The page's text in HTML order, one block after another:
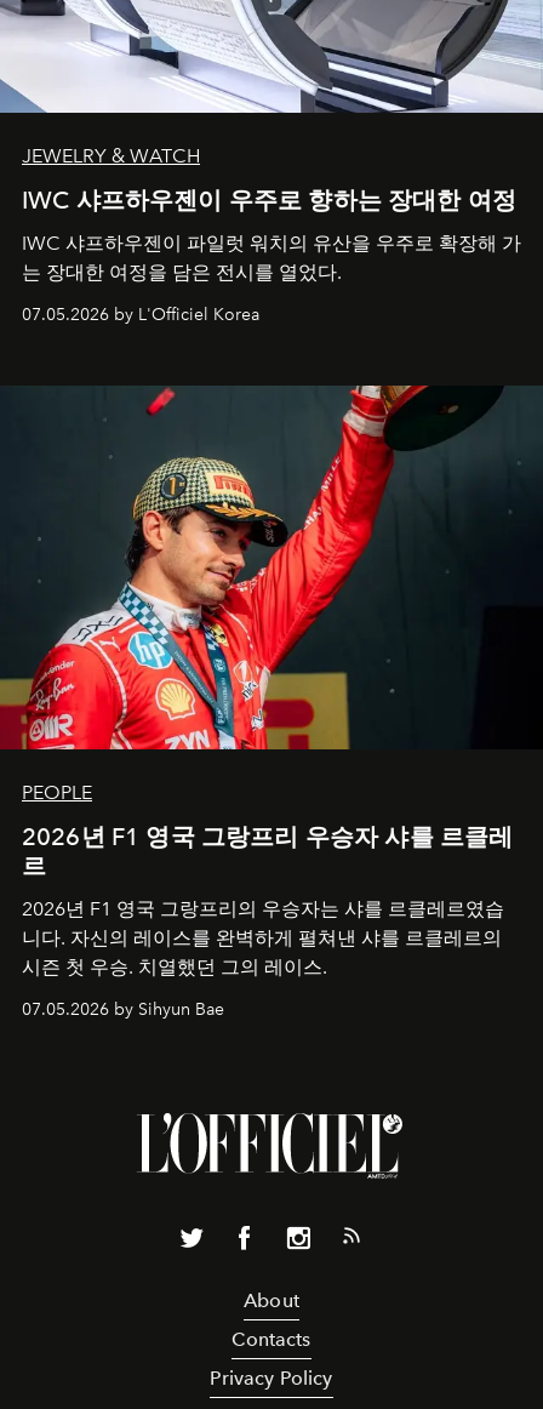
JEWELRY & WATCH
IWC 샤프하우젠이 우주로 향하는 장대한 여정
IWC 샤프하우젠이 파일럿 워치의 유산을 우주로 확장해 가
는 장대한 여정을 담은 전시를 열었다.
07.05.2026 by L'Officiel Korea
PEOPLE
2026년 F1 영국 그랑프리 우승자 샤를 르클레
르
2026년 F1 영국 그랑프리의 우승자는 샤를 르클레르였습
니다. 자신의 레이스를 완벽하게 펼쳐낸 샤를 르클레르의
시즌 첫 우승. 치열했던 그의 레이스.
07.05.2026 by Sihyun Bae
About
Contacts
Privacy Policy